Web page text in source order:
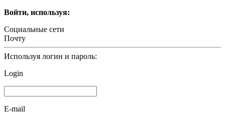
Войти, используя:
Социальные сети
Почту
Используя логин и пароль:
Login
E-mail